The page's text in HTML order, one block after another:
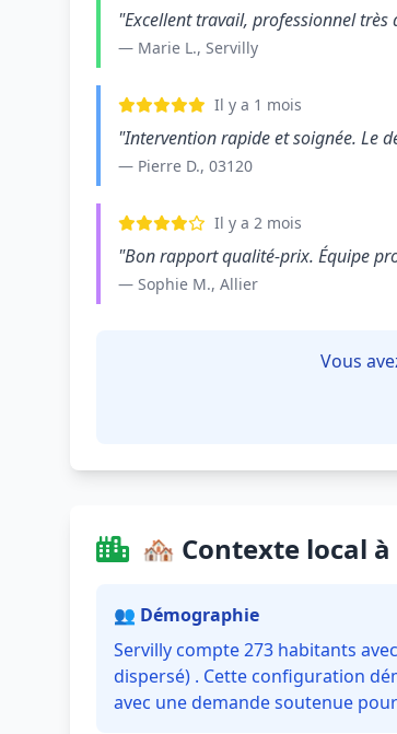
"Excellent travail, professionnel très
— Marie L., Servilly
Il y a 1 mois
"Intervention rapide et soignée. Le
— Pierre D., 03120
Il y a 2 mois
"Bon rapport qualité-prix. Équipe
— Sophie M., Allier
Vous
🏘️ Contexte local à
👥 Démographie
Servilly compte 273 habitants
dispersé) . Cette configuration
avec une demande soutenue